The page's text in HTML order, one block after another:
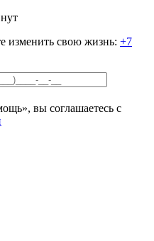
изменить свою жизнь: +7
вы соглашаетесь с